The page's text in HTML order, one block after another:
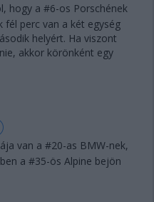
hogy a #6-os Porschének
fél perc van a két egység
helyért. Ha viszont
akkor körönként egy
van a #20-as BMW-nek,
a #35-ös Alpine bejön